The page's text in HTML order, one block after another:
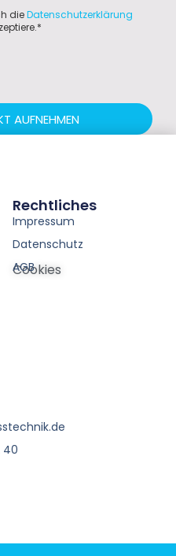
dieDatenschutzerklärung
AUFNEHMEN
40
Rechtliches
Impressum
Datenschutz
AGB
Cookies